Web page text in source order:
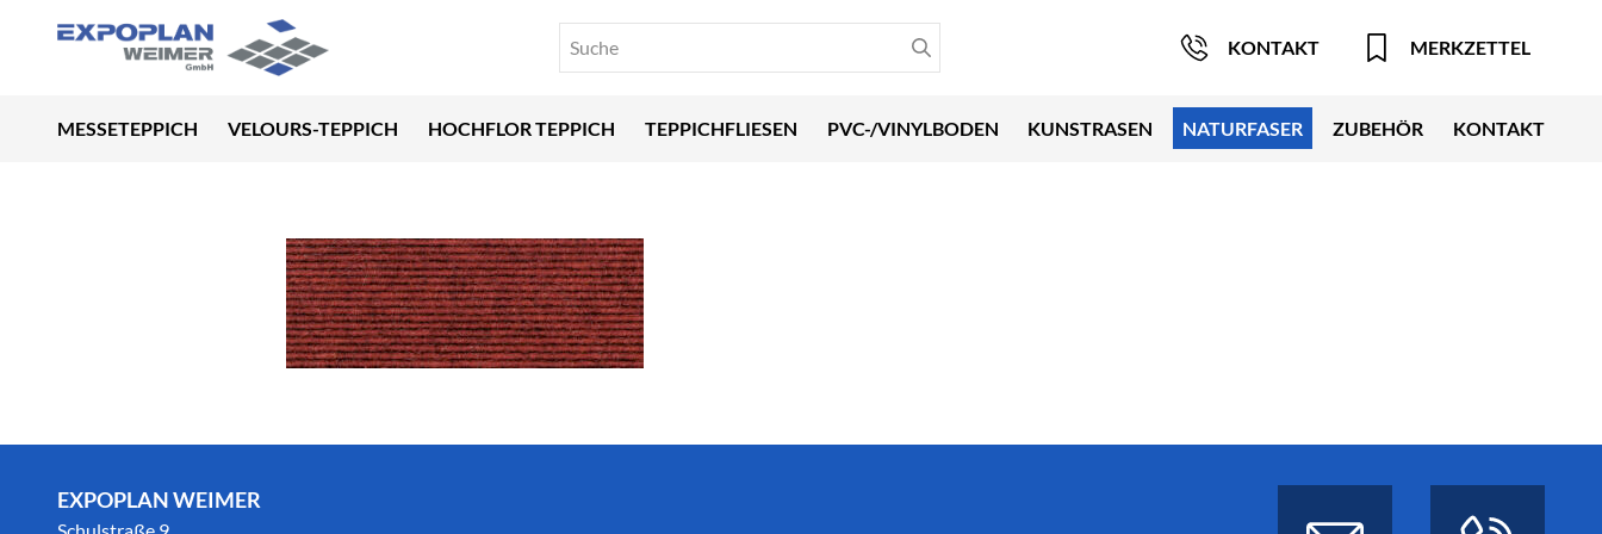
KONTAKT MERKZETTEL
MESSETEPPICH VELOURS-TEPPICH HOCHFLOR TEPPICH TEPPICHFLIESEN PVC-/VINYLBODEN KUNSTRASEN NATURFASER ZUBEHÖR KONTAKT
EXPOPLAN WEIMER